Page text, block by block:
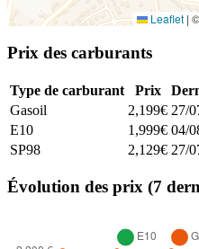
Leaflet | ©
Prix des carburants
Type de carburant Prix
Gasoil
2,199€ 27/
E10
1,999€ 04/
SP98
2,129€ 27/
Évolution des prix (7